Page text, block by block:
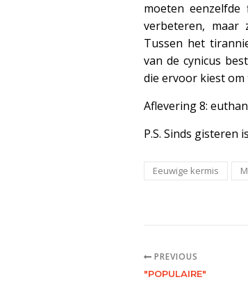
moeten
verbeteren, maar
Tussen het
van de cynicus
die ervoor kiest
Aflevering 8:
P.S. Sinds gisteren
Eeuwige kermis
PREVIOUS
"POPULAIRE"